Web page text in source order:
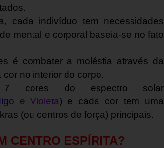
indivíduo tem necessidades
mental e corporal baseia-se no fato
combater a moléstia através da
no interior do corpo.
cores do espectro solar
eVioleta) e cada cor tem uma
(ou centros de força) principais.
CENTRO ESPÍRITA?